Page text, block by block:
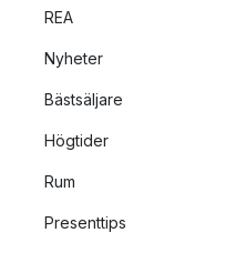
REA
Nyheter
Bästsäljare
Högtider
Rum
Presenttips